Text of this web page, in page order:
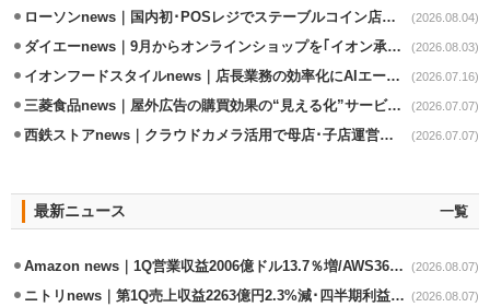
ローソンnews｜国内初･POSレジでステーブルコイン店頭決済実証実験を実施 (2026.08.04)
ダイエーnews｜9月からオンラインショップを｢イオン承りオンライン｣へ移行 (2026.08.03)
イオンフードスタイルnews｜店長業務の効率化にAIエージェント活用実験 (2026.07.16)
三菱食品news｜屋外広告の購買効果の“見える化”サービス開始 (2026.07.07)
西鉄ストアnews｜クラウドカメラ活用で母店･子店運営の効率化 (2026.07.07)
最新ニュース 一覧
Amazon news｜1Q営業収益2006億ドル13.7％増/AWS36.8％％増が貢献 (2026.08.07)
ニトリnews｜第1Q売上収益2263億円2.3%減･四半期利益1.4％減 (2026.08.07)